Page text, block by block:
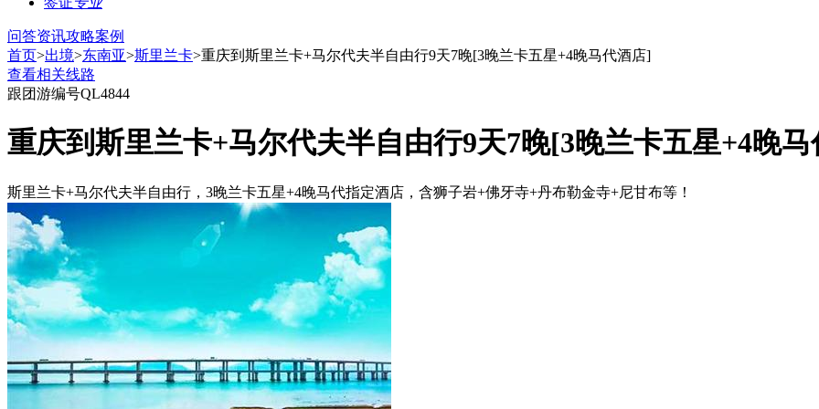
问答资讯攻略案例
首页>出境>东南亚>斯里兰卡>重庆到斯里兰卡+马尔代夫半自由行9天7晚[3晚兰卡五星+4晚马代酒店]
查看相关线路
跟团游编号QL4844
重庆到斯里兰卡+马尔代夫半自由行9天7晚[3晚兰卡五星+4晚
斯里兰卡+马尔代夫半自由行，3晚兰卡五星+4晚马代指定酒店，含狮子岩+佛牙寺+丹布勒金寺+尼甘布等！